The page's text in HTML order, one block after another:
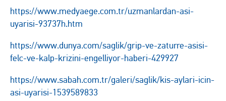
https://www.medyaege.com.tr/uzmanlardan-asi-
uyarisi-93737h.htm
https://www.dunya.com/saglik/grip-ve-zaturre-asisi-
felc-ve-kalp-krizini-engelliyor-haberi-429927
https://www.sabah.com.tr/galeri/saglik/kis-aylari-icin-
asi-uyarisi-1539589833